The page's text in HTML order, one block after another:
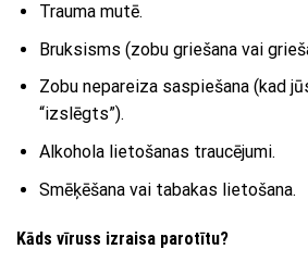
Trauma mutē.
Bruksisms (zobu griešana vai
Zobu nepareiza saspiešana (kad
“izslēgts”).
Alkohola lietošanas traucējumi.
Smēķēšana vai tabakas lietošana.
Kāds vīruss izraisa parotītu?